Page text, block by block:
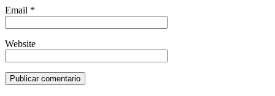
Email *
Website